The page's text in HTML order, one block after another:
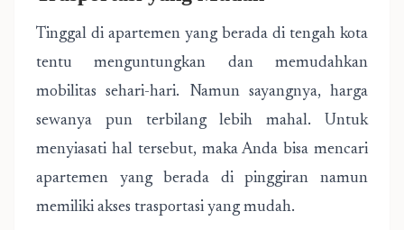
Tinggal di apartemen yang berada di tengah kota
tentu menguntungkan dan memudahkan
mobilitas sehari-hari. Namun sayangnya, harga
sewanya pun terbilang lebih mahal. Untuk
menyiasati hal tersebut, maka Anda bisa mencari
apartemen yang berada di pinggiran namun
memiliki akses trasportasi yang mudah.